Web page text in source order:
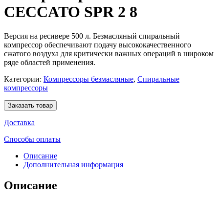
CECCATO SPR 2 8
Версия на ресивере 500 л. Безмасляный спиральный
компрессор обеспечивают подачу высококачественного
сжатого воздуха для критически важных операций в широком
ряде областей применения.
Категории: Компрессоры безмасляные, Спиральные
компрессоры
Заказать товар
Доставка
Способы оплаты
Описание
Дополнительная информация
Описание